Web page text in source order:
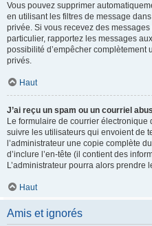
Vous pouvez supprimer
en utilisant les filtres de message
privée. Si vous recevez des
particulier, rapportez les messages
possibilité d’empêcher complètement
privés.
Haut
J’ai reçu un spam ou un courriel
Le formulaire de courrier
suivre les utilisateurs qui envoient de
l’administrateur une copie complète
d’inclure l’en-tête (il contient des
L’administrateur pourra alors prendre
Haut
Amis et ignorés